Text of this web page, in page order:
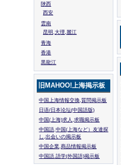
陜西
西安
雲南
昆明,大理,麗江
青海
香港
黒龍江
旧MAHOO!上海掲示板
中国上海情報交換,質問掲示板
日语/日本论坛(中国語版)
中国(上海)求人,求職掲示板
中国語,中国(上海など）友達探
し,出会いの掲示板
中国企業,商品情報掲示板
中国語.語学(外国語)掲示板